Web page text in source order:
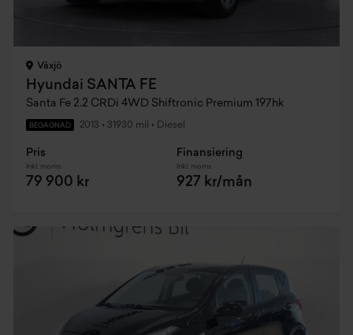
Växjö
Hyundai SANTA FE
Santa Fe 2.2 CRDi 4WD Shiftronic Premium 197hk
BEGAGNAD 2013 • 31930 mil • Diesel
Pris
Inkl. moms
79 900 kr
Finansiering
Inkl. moms
927 kr/mån